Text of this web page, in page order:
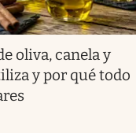
oliva, canela y
y por qué todo